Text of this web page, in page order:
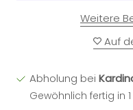
Weitere
Auf
Abholung bei
Gewöhnlich fertig in